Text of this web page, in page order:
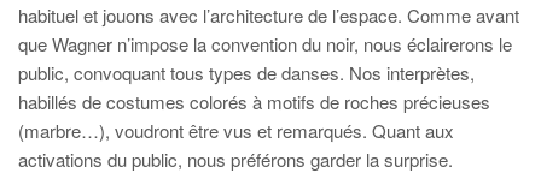
habituel et jouons avec l’architecture de l’espace. Comme avant
que Wagner n’impose la convention du noir, nous éclairerons le
public, convoquant tous types de danses. Nos interprètes,
habillés de costumes colorés à motifs de roches précieuses
(marbre…), voudront être vus et remarqués. Quant aux
activations du public, nous préférons garder la surprise.